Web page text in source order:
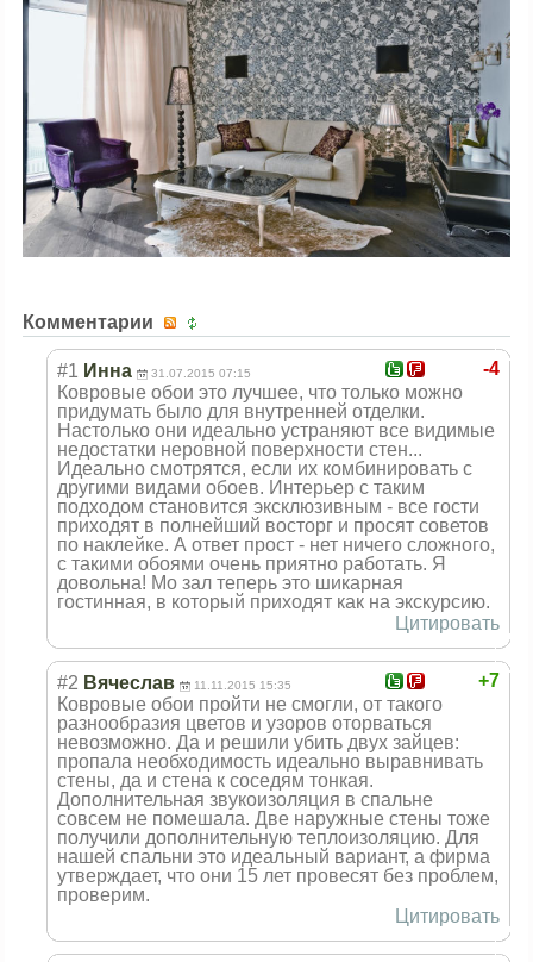
Комментарии
-4
#1 Инна 31.07.2015 07:15
Ковровые обои это лучшее, что только можно
придумать было для внутренней отделки.
Настолько они идеально устраняют все видимые
недостатки неровной поверхности стен...
Идеально смотрятся, если их комбинировать с
другими видами обоев. Интерьер с таким
подходом становится эксклюзивным - все гости
приходят в полнейший восторг и просят советов
по наклейке. А ответ прост - нет ничего сложного,
с такими обоями очень приятно работать. Я
довольна! Мо зал теперь это шикарная
гостинная, в который приходят как на экскурсию.
Цитировать
+7
#2 Вячеслав 11.11.2015 15:35
Ковровые обои пройти не смогли, от такого
разнообразия цветов и узоров оторваться
невозможно. Да и решили убить двух зайцев:
пропала необходимость идеально выравнивать
стены, да и стена к соседям тонкая.
Дополнительная звукоизоляция в спальне
совсем не помешала. Две наружные стены тоже
получили дополнительную теплоизоляцию. Для
нашей спальни это идеальный вариант, а фирма
утверждает, что они 15 лет провесят без проблем,
проверим.
Цитировать